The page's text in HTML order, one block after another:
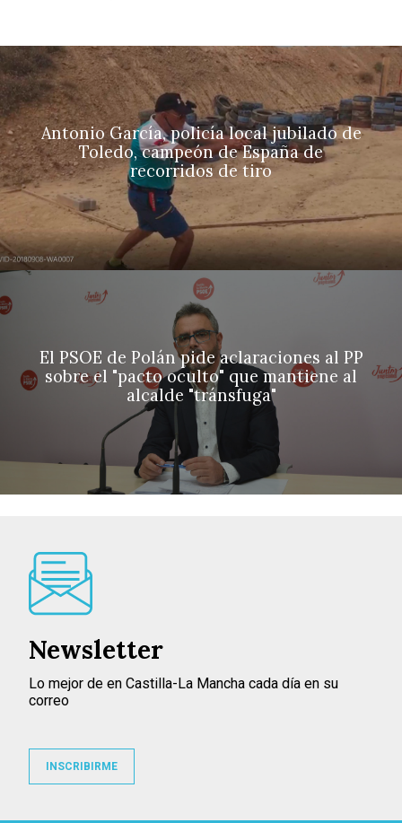
Antonio García, policía local jubilado de
Toledo, campeón de España de
recorridos de tiro
El PSOE de Polán pide aclaraciones al PP
sobre el "pacto oculto" que mantiene al
alcalde "tránsfuga"
Newsletter
Lo mejor de en Castilla-La Mancha cada día en su
correo
INSCRIBIRME